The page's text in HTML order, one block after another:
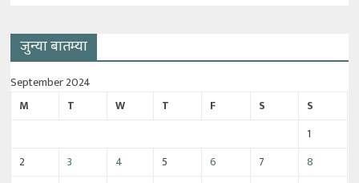
जुन्या बातम्या
September 2024
M
T W T F S
S
1
2
3 4 5 6 7
8